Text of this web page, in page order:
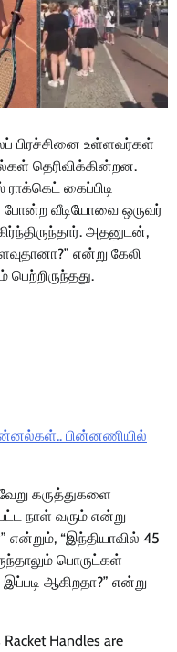
பிரச்சினை உள்ளவர்கள்
தெரிவிக்கின்றன.
கைப்பிடி
போன்ற வீடியோவை ஒருவர்
அதனுடன்,
என்று கேலி
பின்னணியில்
கருத்துகளை
நாள் வரும் என்று
“இந்தியாவில் 45
பொருட்கள்
ஆகிறதா?” என்று
Racket Handles are